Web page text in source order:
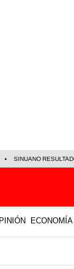
SINUANO
ECONOMÍA